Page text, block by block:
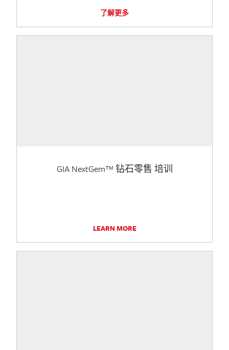
了解更多
GIA NextGem™ 钻石零售 培训
LEARN MORE